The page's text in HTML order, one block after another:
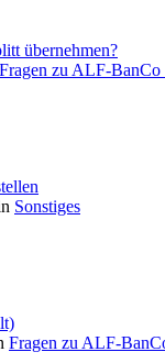
übernehmen?
Fragen zu ALF-BanCo
Sonstiges
Fragen zu ALF-